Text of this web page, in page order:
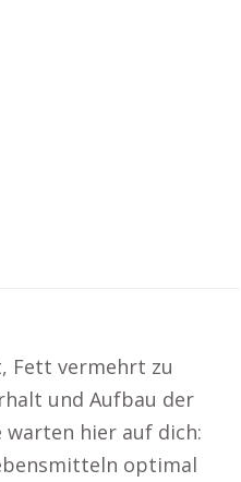
Fett vermehrt zu
und Aufbau der
warten hier auf dich:
optimal